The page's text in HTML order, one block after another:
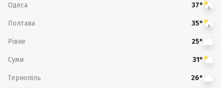
Одеса 37°
Полтава 35°
Рівне 25°
Суми 31°
Тернопіль 26°